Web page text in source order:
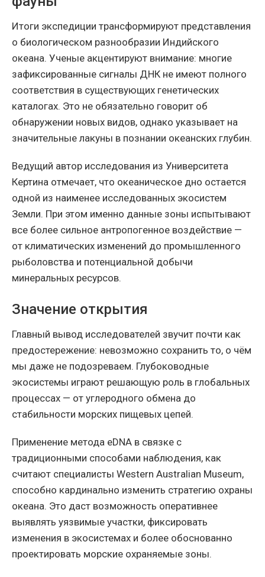
Итоги экспедиции трансформируют представления
о биологическом разнообразии Индийского
океана. Ученые акцентируют внимание: многие
зафиксированные сигналы ДНК не имеют полного
соответствия в существующих генетических
каталогах. Это не обязательно говорит об
обнаружении новых видов, однако указывает на
значительные лакуны в познании океанских глубин.
Ведущий автор исследования из Университета
Кертина отмечает, что океаническое дно остается
одной из наименее исследованных экосистем
Земли. При этом именно данные зоны испытывают
все более сильное антропогенное воздействие —
от климатических изменений до промышленного
рыболовства и потенциальной добычи
минеральных ресурсов.
Значение открытия
Главный вывод исследователей звучит почти как
предостережение: невозможно сохранить то, о чём
мы даже не подозреваем. Глубоководные
экосистемы играют решающую роль в глобальных
процессах — от углеродного обмена до
стабильности морских пищевых цепей.
Применение метода eDNA в связке с
традиционными способами наблюдения, как
считают специалисты Western Australian Museum,
способно кардинально изменить стратегию охраны
океана. Это даст возможность оперативнее
выявлять уязвимые участки, фиксировать
изменения в экосистемах и более обоснованно
проектировать морские охраняемые зоны.